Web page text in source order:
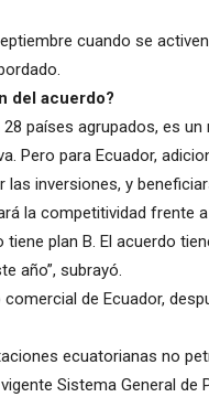
cuando se
del acuerdo?
países agrupados, es
Pero para Ecuador,
inversiones, y
la competitividad frente
tiene plan B. El acuerdo
año”, subrayó.
de Ecuador,
ecuatorianas no
Sistema General